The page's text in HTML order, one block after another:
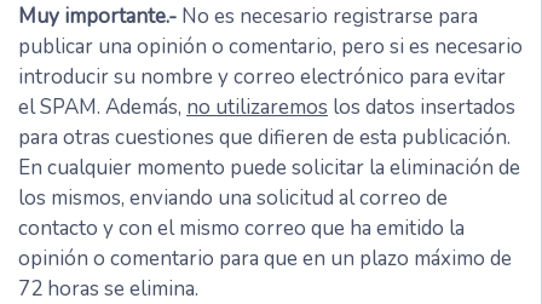
Muy importante.- No es necesario registrarse para
publicar una opinión o comentario, pero si es necesario
introducir su nombre y correo electrónico para evitar
el SPAM. Además, no utilizaremos los datos insertados
para otras cuestiones que difieren de esta publicación.
En cualquier momento puede solicitar la eliminación de
los mismos, enviando una solicitud al correo de
contacto y con el mismo correo que ha emitido la
opinión o comentario para que en un plazo máximo de
72 horas se elimina.